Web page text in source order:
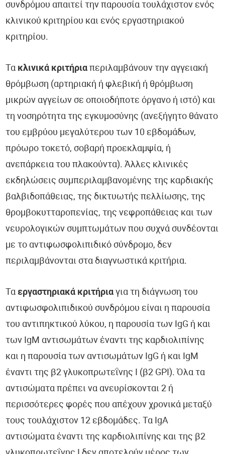
συνδρόμου απαιτεί την παρουσία τουλάχιστον ενός
κλινικού κριτηρίου και ενός εργαστηριακού
κριτηρίου.
Τα κλινικά κριτήρια περιλαμβάνουν την αγγειακή
θρόμβωση (αρτηριακή ή φλεβική ή θρόμβωση
μικρών αγγείων σε οποιοδήποτε όργανο ή ιστό) και
τη νοσηρότητα της εγκυμοσύνης (ανεξήγητο θάνατο
του εμβρύου μεγαλύτερου των 10 εβδομάδων,
πρόωρο τοκετό, σοβαρή προεκλαμψία, ή
ανεπάρκεια του πλακούντα). Άλλες κλινικές
εκδηλώσεις συμπεριλαμβανομένης της καρδιακής
βαλβιδοπάθειας, της δικτυωτής πελλίωσης, της
θρομβοκυτταροπενίας, της νεφροπάθειας και των
νευρολογικών συμπτωμάτων που συχνά συνδέονται
με το αντιφωσφολιπιδικό σύνδρομο, δεν
περιλαμβάνονται στα διαγνωστικά κριτήρια.
Ταεργαστηριακά κριτήρια για τη διάγνωση του
αντιφωσφολιπιδικού συνδρόμου είναι η παρουσία
του αντιπηκτικού λύκου, η παρουσία των IgG ή και
των IgM αντισωμάτων έναντι της καρδιολιπίνης
και η παρουσία των αντισωμάτων IgG ή και IgM
έναντι της β2 γλυκοπρωτεΐνης Ι (β2 GPΙ). Όλα τα
αντισώματα πρέπει να ανευρίσκονται 2 ή
περισσότερες φορές που απέχουν χρονικά μεταξύ
τους τουλάχιστον 12 εβδομάδες. Τα IgA
αντισώματα έναντι της καρδιολιπίνης και της β2